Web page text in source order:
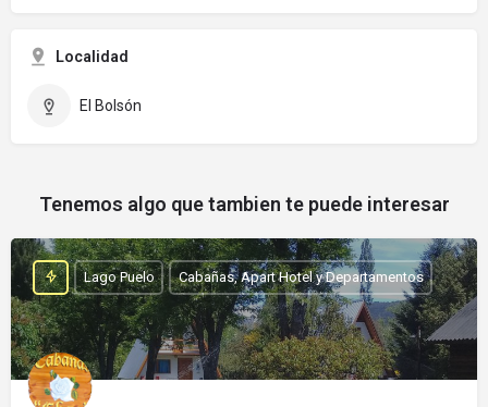
Localidad
El Bolsón
Tenemos algo que tambien te puede interesar
Lago Puelo Cabañas, Apart Hotel y Departamentos